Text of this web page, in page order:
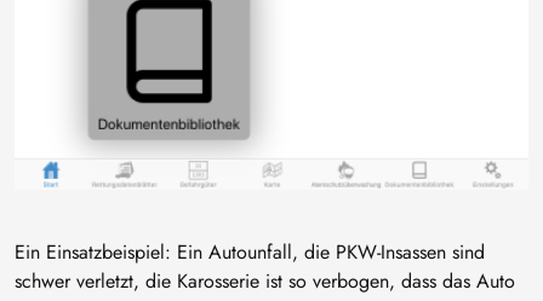
Ein Einsatzbeispiel: Ein Autounfall, die PKW-Insassen sind
schwer verletzt, die Karosserie ist so verbogen, dass das Auto